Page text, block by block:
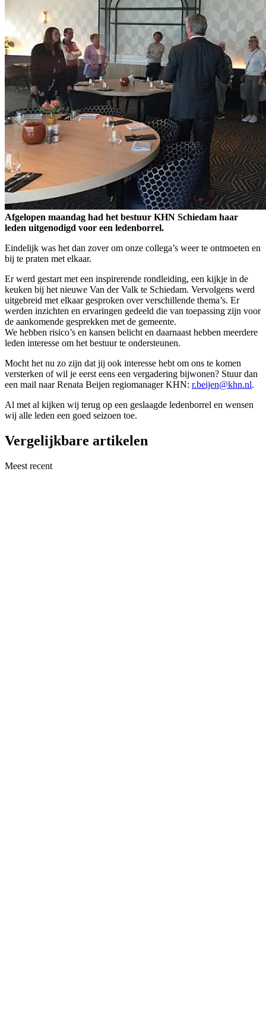
Afgelopen maandag had het bestuur KHN Schiedam haar
leden uitgenodigd voor een ledenborrel.
Eindelijk was het dan zover om onze collega’s weer te ontmoeten en
bij te praten met elkaar.
Er werd gestart met een inspirerende rondleiding, een kijkje in de
keuken bij het nieuwe Van der Valk te Schiedam. Vervolgens werd
uitgebreid met elkaar gesproken over verschillende thema’s. Er
werden inzichten en ervaringen gedeeld die van toepassing zijn voor
de aankomende gesprekken met de gemeente.
We hebben risico’s en kansen belicht en daarnaast hebben meerdere
leden interesse om het bestuur te ondersteunen.
Mocht het nu zo zijn dat jij ook interesse hebt om ons te komen
versterken of wil je eerst eens een vergadering bijwonen? Stuur dan
een mail naar Renata Beijen regiomanager KHN: r.beijen@khn.nl.
Al met al kijken wij terug op een geslaagde ledenborrel en wensen
wij alle leden een goed seizoen toe.
Vergelijkbare artikelen
Meest recent